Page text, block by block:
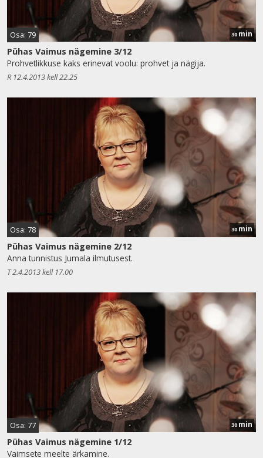
Osa: 79 30 min
Pühas Vaimus nägemine 3/12
Prohvetlikkuse kaks erinevat voolu: prohvet ja nägija.
R 12.4.2013 kell 22.25
Osa: 78 30 min
Pühas Vaimus nägemine 2/12
Anna tunnistus Jumala ilmutusest.
T 2.4.2013 kell 17.00
Osa: 77 30 min
Pühas Vaimus nägemine 1/12
Vaimsete meelte ärkamine.